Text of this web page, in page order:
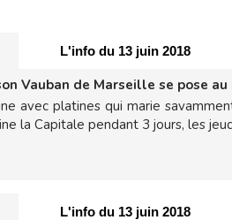
L'info du 13 juin 2018
Vauban de Marseille se pose
avec platines qui marie
la Capitale pendant 3 jours, les
L'info du 13 juin 2018